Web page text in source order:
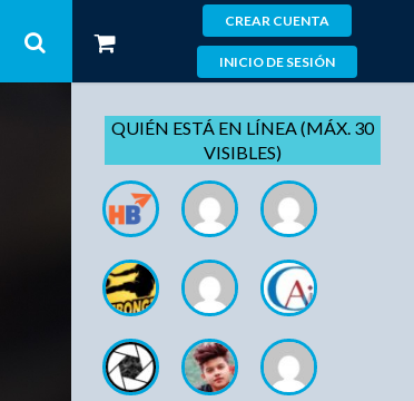
CREAR CUENTA
INICIO DE SESIÓN
QUIÉN ESTÁ EN LÍNEA (MÁX. 30
VISIBLES)